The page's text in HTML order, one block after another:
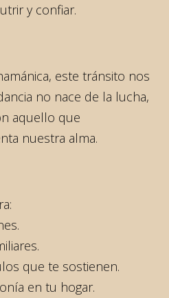
y confiar.
este tránsito nos
no nace de la lucha,
aquello que
nuestra alma.
que te sostienen.
en tu hogar.